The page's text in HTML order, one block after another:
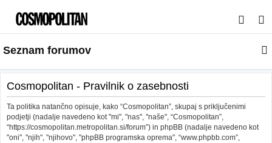
s
a
j
Seznam forumov
Cosmopolitan - Pravilnik o zasebnosti
Ta politika natančno opisuje, kako “Cosmopolitan”, skupaj s priključenimi
podjetji (nadalje navedeno kot "mi", "nas", "naše", “Cosmopolitan”,
“https://cosmopolitan.metropolitan.si/forum”) in phpBB (nadalje navedeno kot
"oni", "njih", "njihovo", "phpBB programska oprema", “www.phpbb.com”,